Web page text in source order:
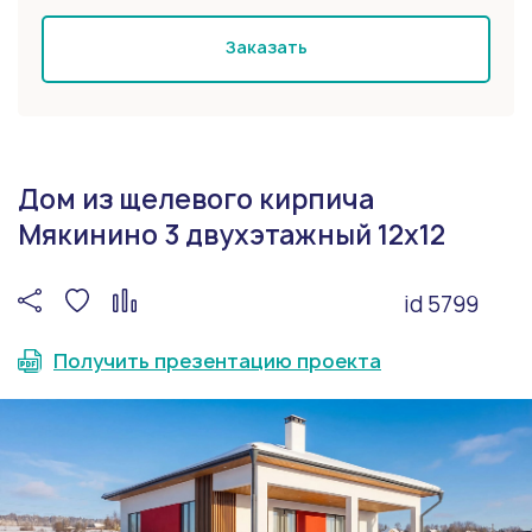
Заказать
Дом из щелевого кирпича
Мякинино 3 двухэтажный 12х12
id 5799
Получить презентацию проекта